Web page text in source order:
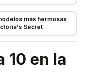
más hermosas
Secret
10 en la